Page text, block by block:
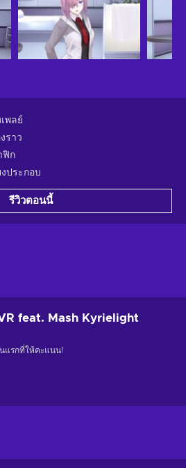
เพลย์
งราว
ฟิก
งประกอบ
รีวิวตอนนี้
feat. Mash Kyrielight
แรกที่ให้คะแนน!